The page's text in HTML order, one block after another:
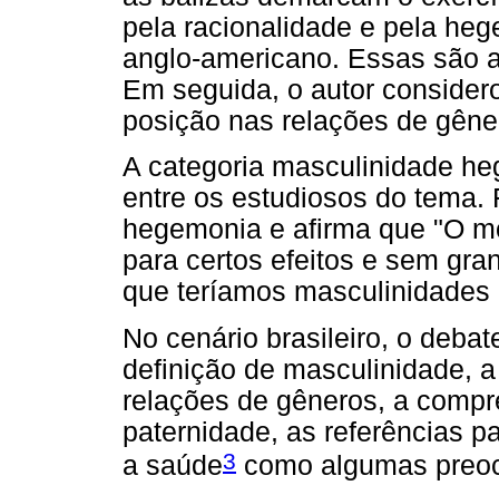
pela racionalidade e pela
anglo-americano. Essas são
Em seguida, o autor
posição nas relações de
A categoria masculinidade
entre os estudiosos do tema.
hegemonia e afirma que "O
para certos efeitos e sem
que teríamos
No cenário brasileiro, o
definição de masculinidade,
relações de gêneros, a
paternidade, as referências
a saúde3 como algumas